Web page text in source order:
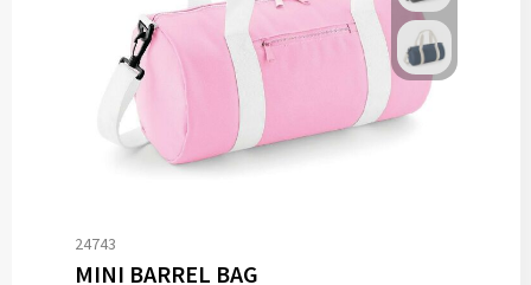
24743
MINI BARREL BAG